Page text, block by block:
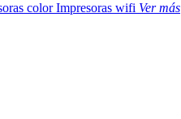
colorImpresoras wifi Ver más